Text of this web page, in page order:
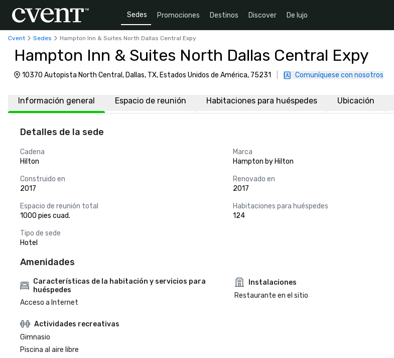
Sedes Promociones Destinos Discover De lujo
Cvent Sedes Hampton Inn & Suites North Dallas Central Expy
Hampton Inn & Suites North Dallas Central Expy
10370 Autopista North Central, Dallas, TX, Estados Unidos de América, 75231 Comuníquese con nosotros
Información general Espacio de reunión Habitaciones para huéspedes Ubicación
Detalles de la sede
Cadena
Hilton
Marca
Hampton by Hilton
Construido en
2017
Renovado en
2017
Espacio de reunión total
1000 pies cuad.
Habitaciones para huéspedes
124
Tipo de sede
Hotel
Amenidades
Características de la habitación y servicios para
huéspedes
Acceso a Internet
Instalaciones
Restaurante en el sitio
Actividades recreativas
Gimnasio
Piscina al aire libre